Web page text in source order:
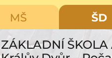
MŠ ŠD
ZÁKLADNÍ ŠKOLA